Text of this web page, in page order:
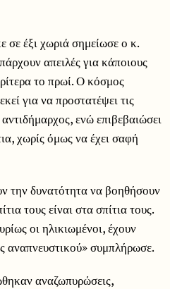
έξι χωριά σημείωσε ο κ.
απειλές για κάποιους
το πρωί. Ο κόσμος
για να προστατέψει τις
ενώ επιβεβαιώσει
χωρίς όμως να έχει σαφή
την δυνατότητα να βοηθήσουν
τους είναι στα σπίτια τους.
οι ηλικιωμένοι, έχουν
αναπνευστικού» συμπλήρωσε.
αναζωπυρώσεις,